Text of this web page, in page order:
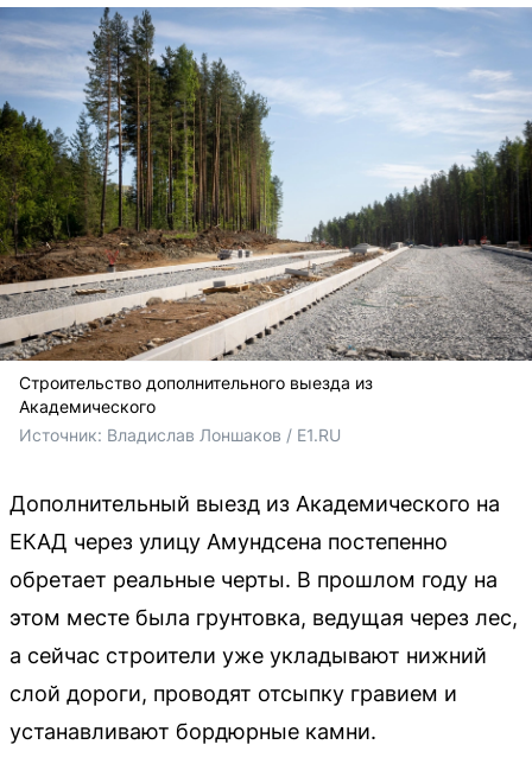
Строительство дополнительного выезда из
Академического
Источник: Владислав Лоншаков / E1.RU
Дополнительный выезд из Академического на
ЕКАД через улицу Амундсена постепенно
обретает реальные черты. В прошлом году на
этом месте была грунтовка, ведущая через лес,
а сейчас строители уже укладывают нижний
слой дороги, проводят отсыпку гравием и
устанавливают бордюрные камни.